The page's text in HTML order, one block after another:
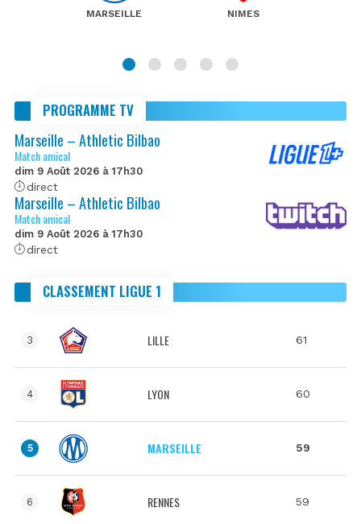
MARSEILLE NIMES
PROGRAMME TV
Marseille – Athletic Bilbao
Match amical
dim 9 Août 2026 à 17h30
direct
Marseille – Athletic Bilbao
Match amical
dim 9 Août 2026 à 17h30
direct
CLASSEMENT LIGUE 1
3 LILLE 61
4 LYON 60
5 MARSEILLE 59
6 RENNES 59